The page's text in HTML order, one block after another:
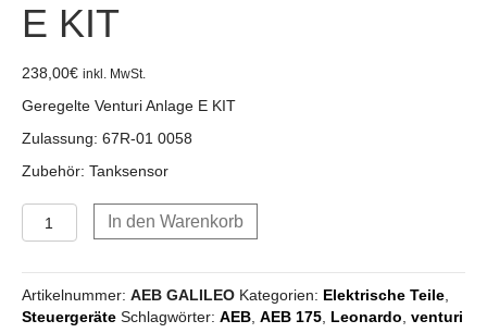
E KIT
238,00€ inkl. MwSt.
Geregelte Venturi Anlage E KIT
Zulassung: 67R-01 0058
Zubehör: Tanksensor
AEB
170
Geregelte
Venturi
Anlage
In den Warenkorb
Artikelnummer: AEB GALILEO Kategorien: Elektrische Teile,
Steuergeräte Schlagwörter: AEB, AEB 175, Leonardo, venturi